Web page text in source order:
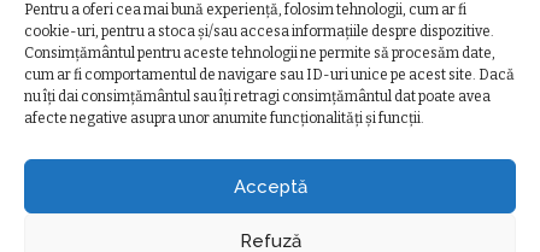
Pentru a oferi cea mai bună experiență, folosim tehnologii, cum ar fi
cookie-uri, pentru a stoca și/sau accesa informațiile despre dispozitive.
Consimțământul pentru aceste tehnologii ne permite să procesăm date,
cum ar fi comportamentul de navigare sau ID-uri unice pe acest site. Dacă
nu îți dai consimțământul sau îți retragi consimțământul dat poate avea
afecte negative asupra unor anumite funcționalități și funcții.
Acceptă
Refuză
Ziua Unirii Principatelor Române
– Clădiri și poduri din Cluj,
iluminate în culorile drapelului
Ziua Unirii la Cluj-Napoca.
Programul complet al
evenimentelor
POLITICA DE CONFIDENȚIALITATE